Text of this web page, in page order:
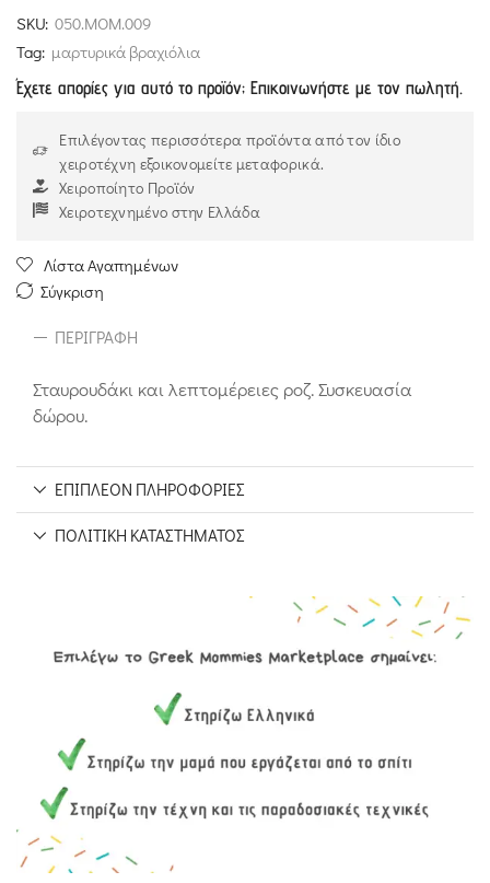
SKU: 050.ΜΟΜ.009
Tag: μαρτυρικά βραχιόλια
Έχετε απορίες για αυτό το προϊόν; Επικοινωνήστε με τον πωλητή.
Επιλέγοντας περισσότερα προϊόντα από τον ίδιο
χειροτέχνη εξοικονομείτε μεταφορικά.
Χειροποίητο Προϊόν
Χειροτεχνημένο στην Ελλάδα
Λίστα Αγαπημένων
Σύγκριση
ΠΕΡΙΓΡΑΦΉ
Σταυρουδάκι και λεπτομέρειες ροζ. Συσκευασία
δώρου.
ΕΠΙΠΛΈΟΝ ΠΛΗΡΟΦΟΡΊΕΣ
ΠΟΛΙΤΙΚΉ ΚΑΤΑΣΤΉΜΑΤΟΣ